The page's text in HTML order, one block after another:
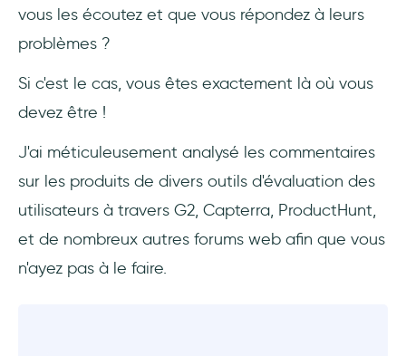
#4 Beamer - l'outil de communication avec
#5 ProdCamp - l'outil de feedback avec le
freemium le plus inclusif
personnalisable et organisé
#7 ProductLift - l'outil de feedback avec des
Conclusion
vous les écoutez et que vous répondez à leurs
problèmes ?
Si c'est le cas, vous êtes exactement là où vous
devez être !
J'ai méticuleusement analysé les commentaires
sur les produits de divers outils d'évaluation des
utilisateurs à travers G2, Capterra, ProductHunt,
et de nombreux autres forums web afin que vous
n'ayez pas à le faire.